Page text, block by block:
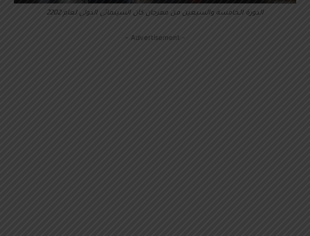
الدورة الـخامسة والسبعين من مهرجان كان السينمائي الدولي لعام 2202
- Advertisement -